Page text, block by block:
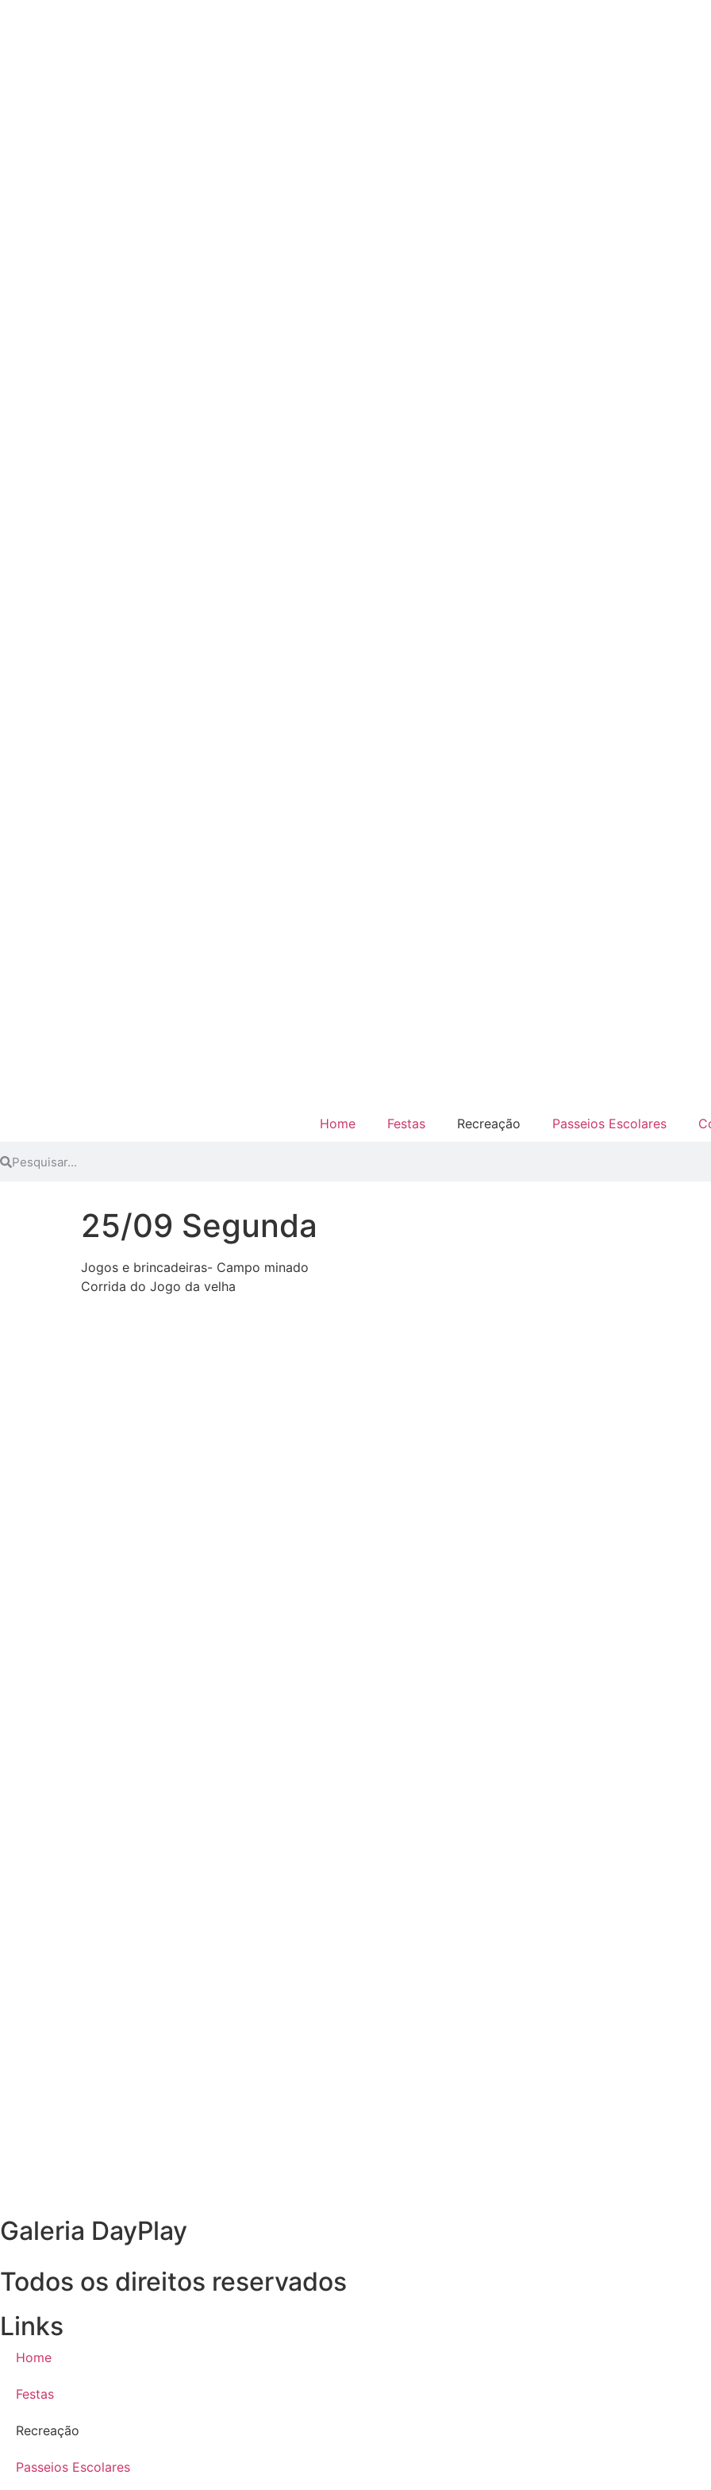
Home Festas Recreação Passeios Escolares
25/09 Segunda
Jogos e brincadeiras- Campo minado
Corrida do Jogo da velha
Galeria DayPlay
Todos os direitos reservados
Links
Home
Festas
Recreação
Passeios Escolares